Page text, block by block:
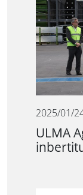
2025/01/
ULMA